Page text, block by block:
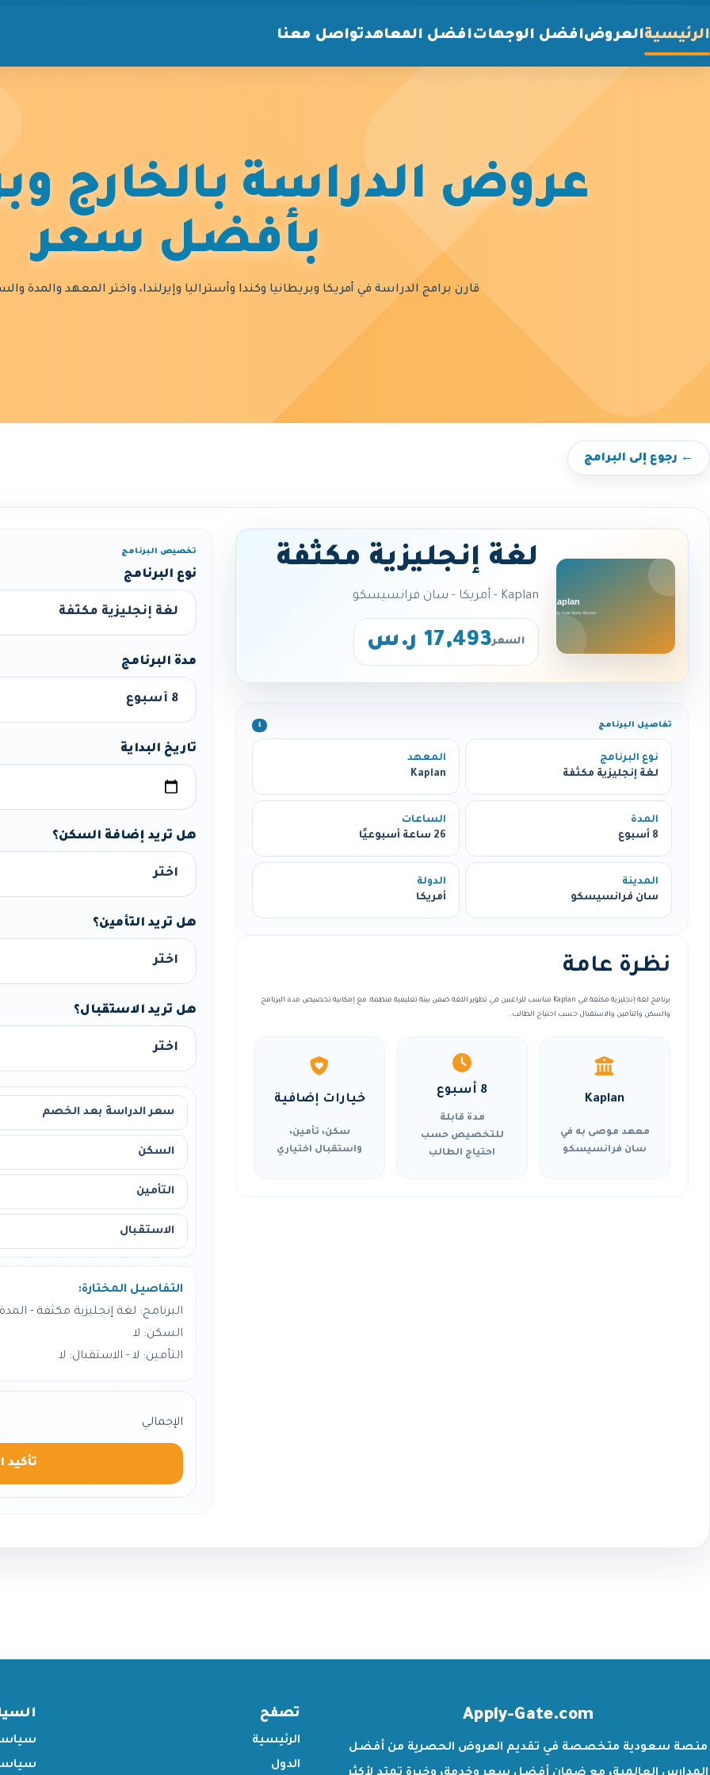
الرئيسيةالعروضافضل الوجهاتافضل المعاهدتواصل معنا
عروض الدراسة بالخارج
بأفضل سعر
قارن برامج الدراسة في أمريكا وبريطانيا وكندا وأستراليا وإيرلندا، واختر المعهد والمدة
← رجوع إلى البرامج
لغة إنجليزية مكثفة
Kaplan - أمريكا - سان فرانسيسكو
السعر17,493 ر.س
تفاصيل البرنامج ℹ️
نوع البرنامج
لغة إنجليزية مكثفة
المعهد
Kaplan
المدة
8 أسبوع
الساعات
26 ساعة أسبوعيًا
المدينة
سان فرانسيسكو
الدولة
أمريكا
نظرة عامة
برنامج لغة إنجليزية مكثفة في Kaplan مناسب للراغبين في تطوير اللغة ضمن بيئة تعليمية منظمة، مع إمكانية تخصيص مدة البرنامج
والسكن والتأمين والاستقبال حسب احتياج الطالب.
Kaplan
معهد موصى به في
سان فرانسيسكو
8 أسبوع
مدة قابلة
للتخصيص حسب
احتياج الطالب
خيارات إضافية
سكن، تأمين،
واستقبال اختياري
تخصيص البرنامج
نوع البرنامج
مدة البرنامج
تاريخ البداية
هل تريد إضافة السكن؟
هل تريد التأمين؟
هل تريد الاستقبال؟
سعر الدراسة بعد الخصم
السكن
التأمين
الاستقبال
التفاصيل المختارة:
البرنامج: لغة إنجليزية مكثفة - المدة: 8
السكن: لا
التأمين: لا - الاستقبال: لا
الإجمالي
تأكيد
Apply-Gate.com
منصة سعودية متخصصة في تقديم العروض الحصرية من أفضل
تصفح
الرئيسية
الدول